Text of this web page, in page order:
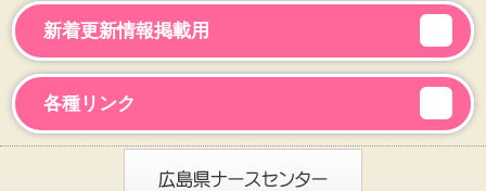
新着更新情報掲載用
各種リンク